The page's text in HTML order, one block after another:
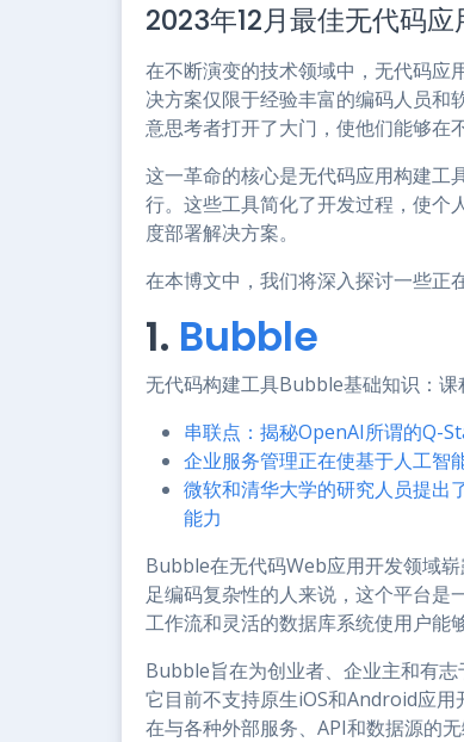
r
e
e
b
o
k
t
t
r
i
l
e
g
a
m
t
s
p
p
s
e
g
e
r
2023年12月最佳无代码
在不断演变的技术领域中，无代码应
决方案仅限于经验丰富的编码人员和
意思考者打开了大门，使他们能够在
这一革命的核心是无代码应用构建
行。这些工具简化了开发过程，使个
度部署解决方案。
在本博文中，我们将深入探讨一些正
1. Bubble
无代码构建工具Bubble基础知识：课
串联点：揭秘OpenAI所谓的Q-
企业服务管理正在使基于人工智
微软和清华大学的研究人员提出
能力
Bubble在无代码Web应用开发领域
足编码复杂性的人来说，这个平台
工作流和灵活的数据库系统使用户能
Bubble旨在为创业者、企业主和有
它目前不支持原生iOS和Android应
在与各种外部服务、API和数据源的